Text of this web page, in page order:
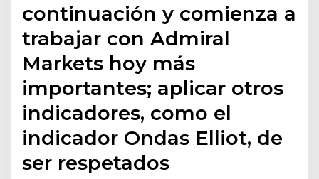
continuación y comienza a
trabajar con Admiral
Markets hoy más
importantes; aplicar otros
indicadores, como el
indicador Ondas Elliot, de
ser respetados